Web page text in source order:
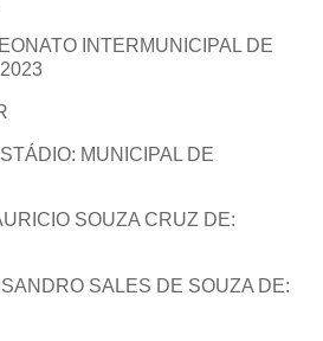
INTERMUNICIPAL DE
MUNICIPAL DE
SOUZA CRUZ DE:
SALES DE SOUZA DE: